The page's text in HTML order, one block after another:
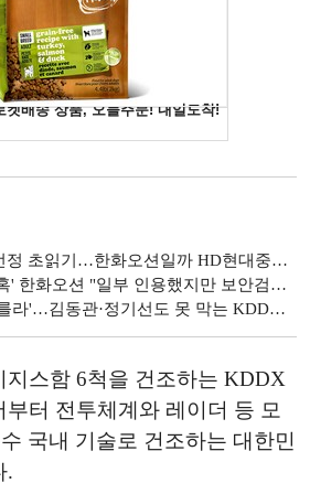
읽기…한화오션일까 HD현대중공업일까
션 "일부 인용했지만 보안검증위 확인 마친 사안"
'…김동관·정기선도 못 막는 KDDX 잡음
지스함 6척을 건조하는 KDDX
터 전투체계와 레이더 등 모
국내 기술로 건조하는 대한민
.